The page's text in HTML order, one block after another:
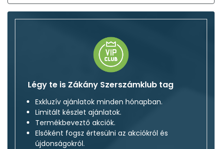
Légy te is Zákány Szerszámklub tag
Exkluzív ajánlatok minden hónapban.
Limitált készlet ajánlatok.
Termékbeveztő akciók.
Elsőként fogsz értesülni az akciókról és
újdonságokról.